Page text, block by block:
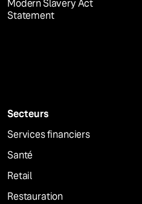
Modern Slavery Act
Statement
Secteurs
Services financiers
Santé
Retail
Restauration